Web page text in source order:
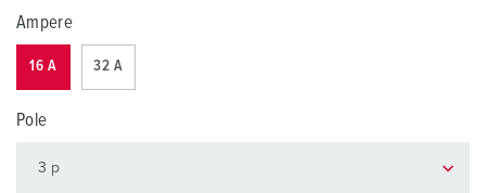
Ampere
16 A 32 A
Pole